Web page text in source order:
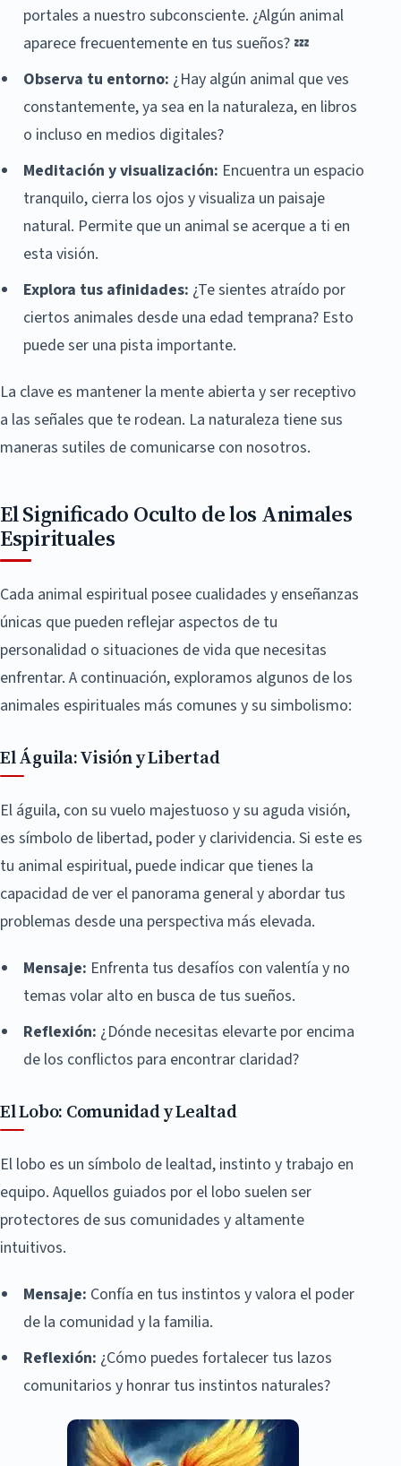
portales a nuestro subconsciente. ¿Algún animal
aparece frecuentemente en tus sueños? 💤
Observa tu entorno: ¿Hay algún animal que ves
constantemente, ya sea en la naturaleza, en libros
o incluso en medios digitales?
Meditación y visualización: Encuentra un espacio
tranquilo, cierra los ojos y visualiza un paisaje
natural. Permite que un animal se acerque a ti en
esta visión.
Explora tus afinidades: ¿Te sientes atraído por
ciertos animales desde una edad temprana? Esto
puede ser una pista importante.
La clave es mantener la mente abierta y ser receptivo
a las señales que te rodean. La naturaleza tiene sus
maneras sutiles de comunicarse con nosotros.
El Significado Oculto de los Animales
Espirituales
Cada animal espiritual posee cualidades y enseñanzas
únicas que pueden reflejar aspectos de tu
personalidad o situaciones de vida que necesitas
enfrentar. A continuación, exploramos algunos de los
animales espirituales más comunes y su simbolismo:
El Águila: Visión y Libertad
El águila, con su vuelo majestuoso y su aguda visión,
es símbolo de libertad, poder y clarividencia. Si este es
tu animal espiritual, puede indicar que tienes la
capacidad de ver el panorama general y abordar tus
problemas desde una perspectiva más elevada.
Mensaje: Enfrenta tus desafíos con valentía y no
temas volar alto en busca de tus sueños.
Reflexión: ¿Dónde necesitas elevarte por encima
de los conflictos para encontrar claridad?
El Lobo: Comunidad y Lealtad
El lobo es un símbolo de lealtad, instinto y trabajo en
equipo. Aquellos guiados por el lobo suelen ser
protectores de sus comunidades y altamente
intuitivos.
Mensaje: Confía en tus instintos y valora el poder
de la comunidad y la familia.
Reflexión: ¿Cómo puedes fortalecer tus lazos
comunitarios y honrar tus instintos naturales?